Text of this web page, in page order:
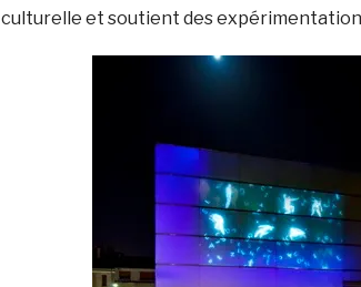
culturelle et soutient des